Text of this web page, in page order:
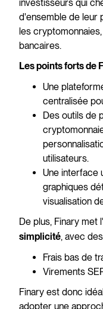
investisseurs qui
d'ensemble de leur
les
bancaires.
Les points forts de
Une
centralisée
Des outils de
utilisateurs.
Une interface
graphiques
visualisation
De plus, Finary met
simplicité, avec
Frais bas de
Virements
Finary est donc
adopter une